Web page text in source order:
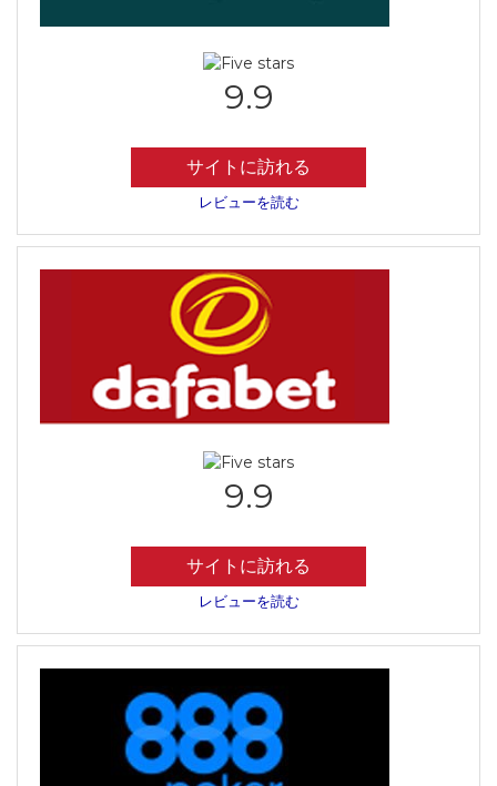
9.9
サイトに訪れる
レビューを読む
9.9
サイトに訪れる
レビューを読む